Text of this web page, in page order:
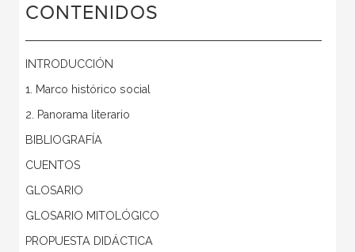
CONTENIDOS
INTRODUCCIÓN
1. Marco histórico social
2. Panorama literario
BIBLIOGRAFÍA
CUENTOS
GLOSARIO
GLOSARIO MITOLÓGICO
PROPUESTA DIDÁCTICA